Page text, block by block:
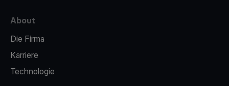
About
Die Firma
Karriere
Technologie